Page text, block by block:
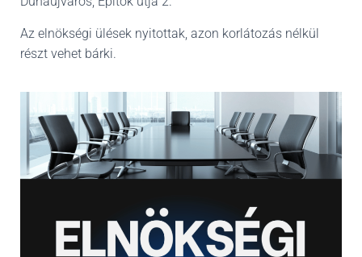
Az elnökségi ülések nyitottak, azon korlátozás nélkül
részt vehet bárki.